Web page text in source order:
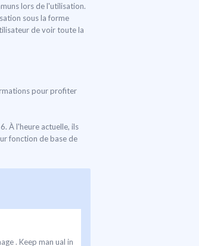
lors de l'utilisation.
sous la forme
de voir toute la
pour profiter
À l'heure actuelle, ils
fonction de base de
. Keep man ual in